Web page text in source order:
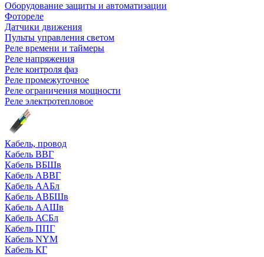
Оборудование защиты и автоматизации
Фотореле
Датчики движения
Пульты управления светом
Реле времени и таймеры
Реле напряжения
Реле контроля фаз
Реле промежуточное
Реле ограничения мощности
Реле электротепловое
Кабель, провод
Кабель ВВГ
Кабель ВБШв
Кабель АВВГ
Кабель ААБл
Кабель АВБШв
Кабель ААШв
Кабель АСБл
Кабель ППГ
Кабель NYM
Кабель КГ